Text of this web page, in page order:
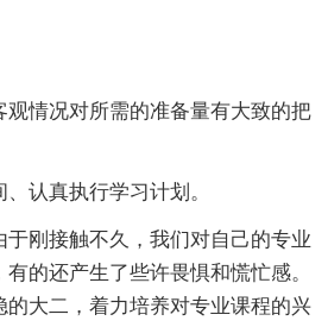
观情况对所需的准备量有大致的把
认真执行学习计划。
于刚接触不久，我们对自己的专业
的还产生了些许畏惧和慌忙感。
的大二，着力培养对专业课程的兴